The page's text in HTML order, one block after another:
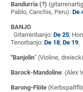
Bandurria (?)
Pablo, Canchis, Peru):De
BANJO
Gitarrenbanjo:De 25;
Tenorbanjo:De 18;De 19;
"Banjolin" (Violine,
Barock-Mandoline: (Alex
Barong-Flöte